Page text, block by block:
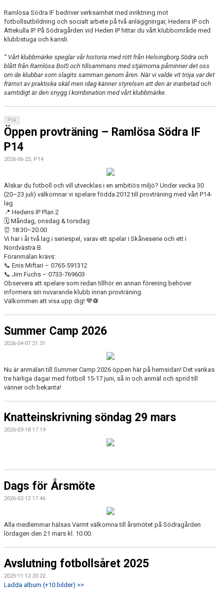
Ramlösa Södra IF bedriver verksamhet med inriktning mot
fotbollsutbildning och socialt arbete på två anläggningar, Hedens IP och
Ättekulla IP. På Södragården vid Heden IP hittar du vårt klubbområde med
klubbstuga och kansli.
“ Vårt klubbmärke speglar vår historia med rött från Helsingborg Södra och
blått från Ramlösa BoIS och tillsammans med stjärnorna påminner det oss
om de klubbar som slagits samman genom åren. När vi valde vit tröja var det
främst av praktiska skäl men idag känner styrelsen att den är inarbetad och
samtidigt är den snygg I kombination med vårt klubbmärke.
P14
Öppen provträning – Ramlösa Södra IF
P14
2026-06-23, P14
Älskar du fotboll och vill utvecklas i en ambitiös miljö? Under vecka 30
(20–23 juli) välkomnar vi spelare födda 2012 till provträning med vårt P14-
lag
📍 Hedens IP Plan 2
🗓️ Måndag, onsdag & torsdag
⏰ 18:30–20:00
Vi har i år två lag i seriespel, varav ett spelar i Skåneserie och ett i
Nordvästra B.
Föranmälan krävs:
📞 Enis Miftari – 0765-591312
📞 Jim Fuchs – 0733-769603
Observera att spelare som redan tillhör en annan förening behöver
informera sin nuvarande klubb innan provträning.
Välkommen att visa upp dig! 💙⚽
Summer Camp 2026
2026-04-07 21:31
Nu är anmälan till Summer Camp 2026 öppen här på hemsidan! Det vankas
tre härliga dagar med fotboll 15-17 juni, så in och anmäl och sprid till
vänner och bekanta!
Knatteinskrivning söndag 29 mars
2026-03-18 17:19
Dags för Årsmöte
2026-02-12 17:46
Alla medlemmar hälsas Varmt välkomna till årsmötet på Södragården
lördagen den 21 mars kl. 10.00.
Avslutning fotbollsåret 2025
2025-11-12 20:22
Ladda album (+10 bilder) >>